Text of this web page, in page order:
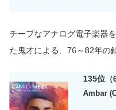
チープなアナログ電子楽器
た鬼才による、76～82年の
135位
Ambar